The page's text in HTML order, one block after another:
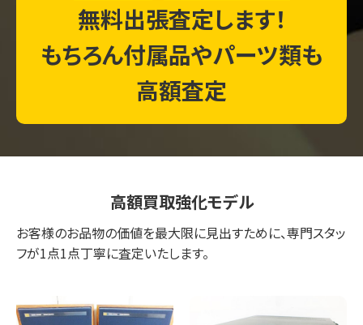
無料出張査定します！
もちろん付属品やパーツ類も
高額査定
高額買取強化モデル
お客様のお品物の価値を最大限に見出すために、専門スタッ
フが1点1点丁寧に査定いたします。